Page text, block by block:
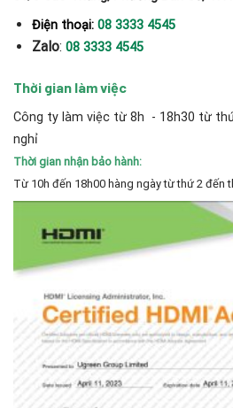
Điện thoại: 08 3333 4545
Zalo: 08 3333 4545
Thời gian làm việc
Công ty làm việc từ 8h - 18h30 từ
nghỉ
Thời gian nhận bảo hành:
Từ 10h đến 18h00 hàng ngày từ thứ 2 đến